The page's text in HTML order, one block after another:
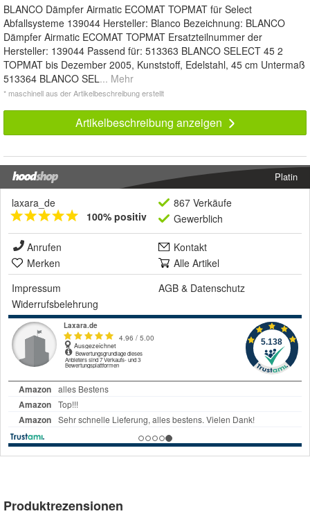
BLANCO Dämpfer Airmatic ECOMAT TOPMAT für Select
Abfallsysteme 139044 Hersteller: Blanco Bezeichnung: BLANCO
Dämpfer Airmatic ECOMAT TOPMAT Ersatzteilnummer der
Hersteller: 139044 Passend für: 513363 BLANCO SELECT 45 2
TOPMAT bis Dezember 2005, Kunststoff, Edelstahl, 45 cm Untermaß
513364 BLANCO SEL... Mehr
* maschinell aus der Artikelbeschreibung erstellt
Artikelbeschreibung anzeigen
Platin
laxara_de
100% positiv
867 Verkäufe
Gewerblich
Anrufen
Kontakt
Merken
Alle Artikel
Impressum
AGB & Datenschutz
Widerrufsbelehrung
Produktrezensionen